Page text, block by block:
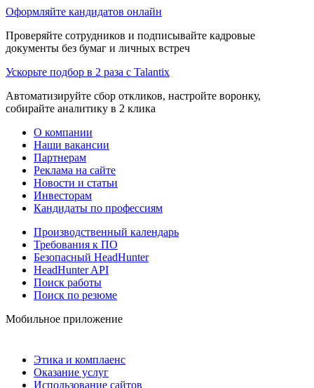
Оформляйте кандидатов онлайн
Проверяйте сотрудников и подписывайте кадровые
документы без бумаг и личных встреч
Ускорьте подбор в 2 раза с Talantix
Автоматизируйте сбор откликов, настройте воронку,
собирайте аналитику в 2 клика
О компании
Наши вакансии
Партнерам
Реклама на сайте
Новости и статьи
Инвесторам
Кандидаты по профессиям
Производственный календарь
Требования к ПО
Безопасный HeadHunter
HeadHunter API
Поиск работы
Поиск по резюме
Мобильное приложение
Этика и комплаенс
Оказание услуг
Использование сайтов